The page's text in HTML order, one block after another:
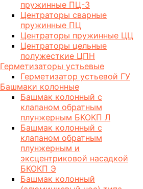
пружинные ПЦ-3
Центраторы сварные
пружинные ПЦ
Центраторы пружинные ЦЦ
Центраторы цельные
полужесткие ЦПН
Герметизаторы устьевые
Герметизатор устьевой ГУ
Башмаки колонные
Башмак колонный с
клапаном обратным
плунжерным БКОКП Л
Башмак колонный с
клапаном обратным
плунжерным и
эксцентриковой насадкой
БКОКП Э
Башмак колонный